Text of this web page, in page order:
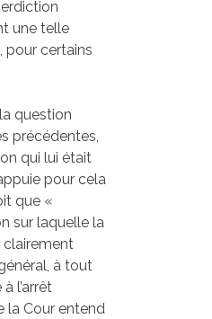
une telle
pour certains
question
précédentes,
qui lui était
pour cela
que «
sur laquelle la
clairement
à tout
l’arrêt
la Cour entend